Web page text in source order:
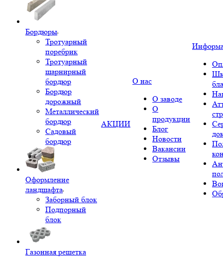
Бордюры
Тротуарный
поребрик
Тротуарный
шарнирный
бордюр
Бордюр
дорожный
Металлический
бордюр
Садовый
бордюр
Оформление
ландшафта
Заборный блок
Подпорный
блок
Газонная решетка
АКЦИИ
О нас
О заводе
О
продукции
Блог
Новости
Вакансии
Отзывы